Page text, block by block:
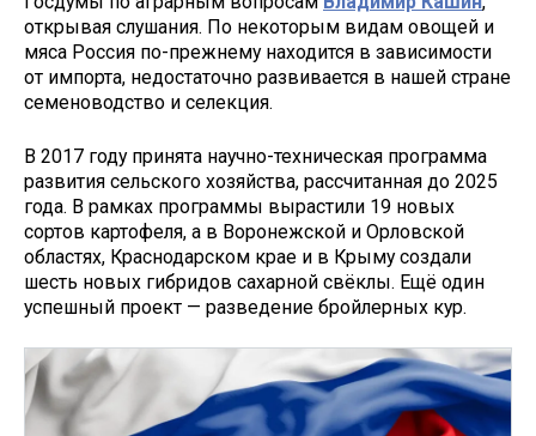
открывая слушания. По некоторым видам овощей и
мяса Россия по-прежнему находится в зависимости
от импорта, недостаточно развивается в нашей стране
семеноводство и селекция.
В 2017 году принята научно-техническая программа
развития сельского хозяйства, рассчитанная до 2025
года. В рамках программы вырастили 19 новых
сортов картофеля, а в Воронежской и Орловской
областях, Краснодарском крае и в Крыму создали
шесть новых гибридов сахарной свёклы. Ещё один
успешный проект — разведение бройлерных кур.